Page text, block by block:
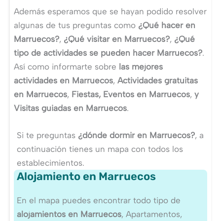
Además esperamos que se hayan podido resolver
algunas de tus preguntas como ¿Qué hacer en
Marruecos?, ¿Qué visitar en Marruecos?, ¿Qué
tipo de actividades se pueden hacer Marruecos?.
Así como informarte sobre las mejores
actividades en Marruecos, Actividades gratuitas
en Marruecos, Fiestas, Eventos en Marruecos, y
Visitas guiadas en Marruecos.
Si te preguntas ¿dónde dormir en Marruecos?, a
continuación tienes un mapa con todos los
establecimientos.
Alojamiento en Marruecos
En el mapa puedes encontrar todo tipo de
alojamientos en Marruecos, Apartamentos,